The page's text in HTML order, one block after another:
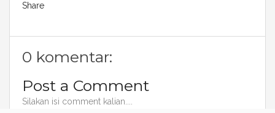
Share
0 komentar:
Post a Comment
Silakan isi comment kalian....